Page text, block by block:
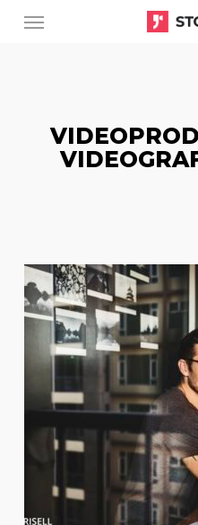
Menu